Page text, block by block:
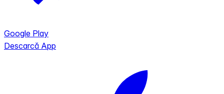
Google Play
Descarcă App